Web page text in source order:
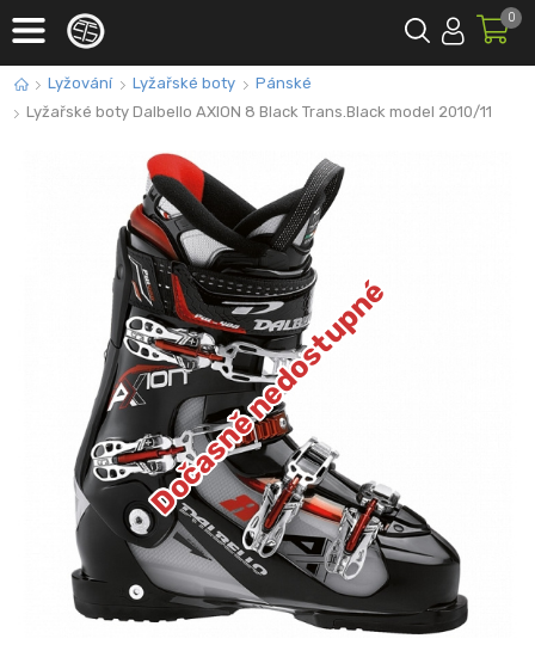
0
Lyžování Lyžařské boty
Pánské
Lyžařské boty Dalbello AXION 8 Black Trans.Black model 2010/11
Dočasně nedostupné